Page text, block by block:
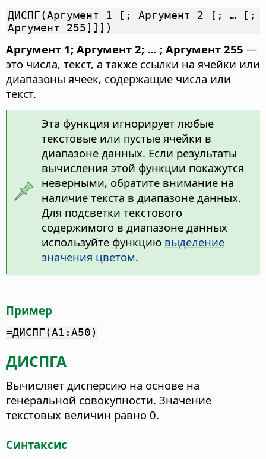
ДИСПГ(Аргумент 1 [; Аргумент 2 [; … [;
Аргумент 255]]])
Аргумент 1; Аргумент 2; … ; Аргумент 255 —
это числа, текст, а также ссылки на ячейки или
диапазоны ячеек, содержащие числа или
текст.
Эта функция игнорирует любые
текстовые или пустые ячейки в
диапазоне данных. Если результаты
вычисления этой функции покажутся
неверными, обратите внимание на
наличие текста в диапазоне данных.
Для подсветки текстового
содержимого в диапазоне данных
используйте функцию выделение
значения цветом.
Пример
=ДИСПГ(A1:A50)
ДИСПГА
Вычисляет дисперсию на основе на
генеральной совокупности. Значение
текстовых величин равно 0.
Синтаксис